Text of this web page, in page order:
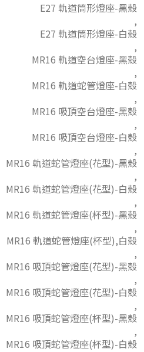
E27 軌道筒形燈座-黑殼
,
E27 軌道筒形燈座-白殼
,
MR16 軌道空台燈座-黑殼
,
MR16 軌道蛇管燈座-白殼
,
MR16 吸頂空台燈座-黑殼
,
MR16 吸頂空台燈座-白殼
,
MR16 軌道蛇管燈座(花型)-黑殼
,
MR16 軌道蛇管燈座(花型)-白殼
,
MR16 軌道蛇管燈座(杯型)-黑殼
,
MR16 軌道蛇管燈座(杯型),白殼
,
MR16 吸頂蛇管燈座(花型)-黑殼
,
MR16 吸頂蛇管燈座(花型)-白殼
,
MR16 吸頂蛇管燈座(杯型)-黑殼
,
MR16 吸頂蛇管燈座(杯型)-白殼